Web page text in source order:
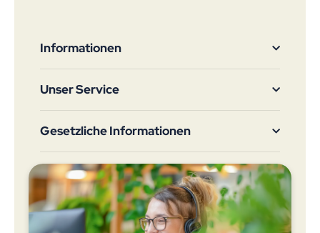
Informationen
Unser Service
Gesetzliche Informationen